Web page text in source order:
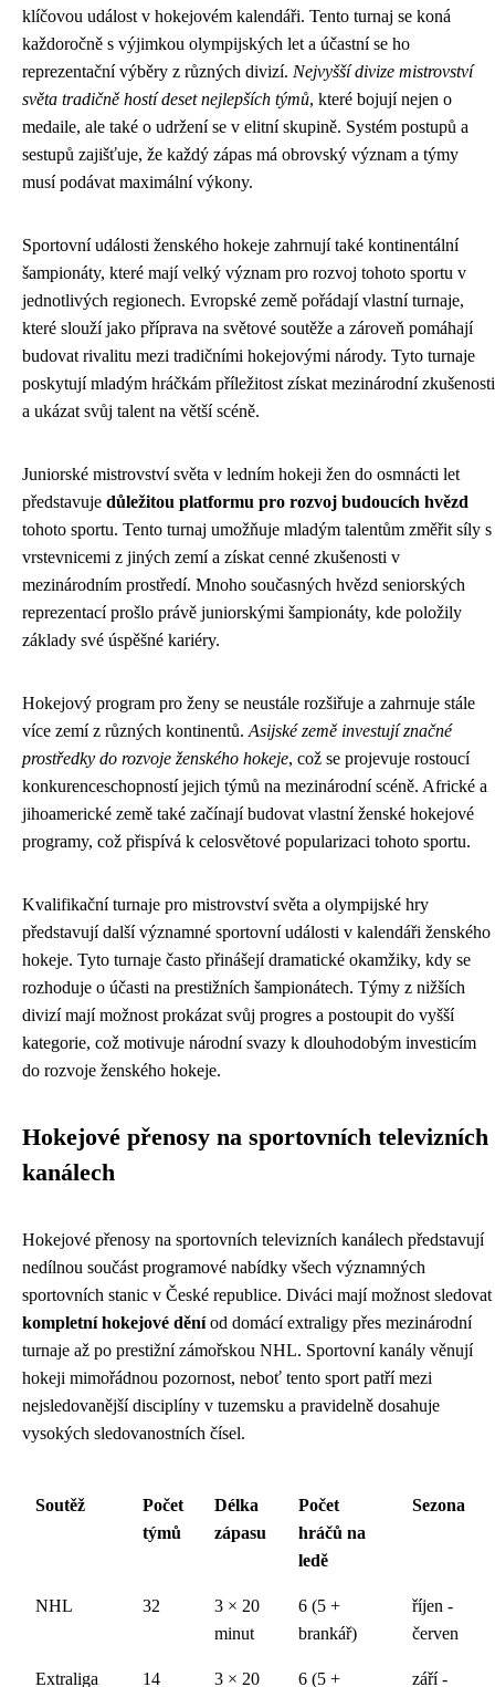
klíčovou událost v hokejovém kalendáři. Tento turnaj se koná
každoročně s výjimkou olympijských let a účastní se ho
reprezentační výběry z různých divizí. Nejvyšší divize mistrovství
světa tradičně hostí deset nejlepších týmů, které bojují nejen o
medaile, ale také o udržení se v elitní skupině. Systém postupů a
sestupů zajišťuje, že každý zápas má obrovský význam a týmy
musí podávat maximální výkony.
Sportovní události ženského hokeje zahrnují také kontinentální
šampionáty, které mají velký význam pro rozvoj tohoto sportu v
jednotlivých regionech. Evropské země pořádají vlastní turnaje,
které slouží jako příprava na světové soutěže a zároveň pomáhají
budovat rivalitu mezi tradičními hokejovými národy. Tyto turnaje
poskytují mladým hráčkám příležitost získat mezinárodní zkušenosti
a ukázat svůj talent na větší scéně.
Juniorské mistrovství světa v ledním hokeji žen do osmnácti let
představuje důležitou platformu pro rozvoj budoucích hvězd
tohoto sportu. Tento turnaj umožňuje mladým talentům změřit síly s
vrstevnicemi z jiných zemí a získat cenné zkušenosti v
mezinárodním prostředí. Mnoho současných hvězd seniorských
reprezentací prošlo právě juniorskými šampionáty, kde položily
základy své úspěšné kariéry.
Hokejový program pro ženy se neustále rozšiřuje a zahrnuje stále
více zemí z různých kontinentů. Asijské země investují značné
prostředky do rozvoje ženského hokeje, což se projevuje rostoucí
konkurenceschopností jejich týmů na mezinárodní scéně. Africké a
jihoamerické země také začínají budovat vlastní ženské hokejové
programy, což přispívá k celosvětové popularizaci tohoto sportu.
Kvalifikační turnaje pro mistrovství světa a olympijské hry
představují další významné sportovní události v kalendáři ženského
hokeje. Tyto turnaje často přinášejí dramatické okamžiky, kdy se
rozhoduje o účasti na prestižních šampionátech. Týmy z nižších
divizí mají možnost prokázat svůj progres a postoupit do vyšší
kategorie, což motivuje národní svazy k dlouhodobým investicím
do rozvoje ženského hokeje.
Hokejové přenosy na sportovních televizních
kanálech
Hokejové přenosy na sportovních televizních kanálech představují
nedílnou součást programové nabídky všech významných
sportovních stanic v České republice. Diváci mají možnost sledovat
kompletní hokejové děníod domácí extraligy přes mezinárodní
turnaje až po prestižní zámořskou NHL. Sportovní kanály věnují
hokeji mimořádnou pozornost, neboť tento sport patří mezi
nejsledovanější disciplíny v tuzemsku a pravidelně dosahuje
vysokých sledovanostních čísel.
Soutěž
Počet
týmů
Délka
zápasu
Počet
hráčů na
ledě
Sezona
NHL 32
3 × 20
minut
6 (5 +
brankář)
říjen -
červen
Extraliga
14
3 × 20
6 (5 +
září -